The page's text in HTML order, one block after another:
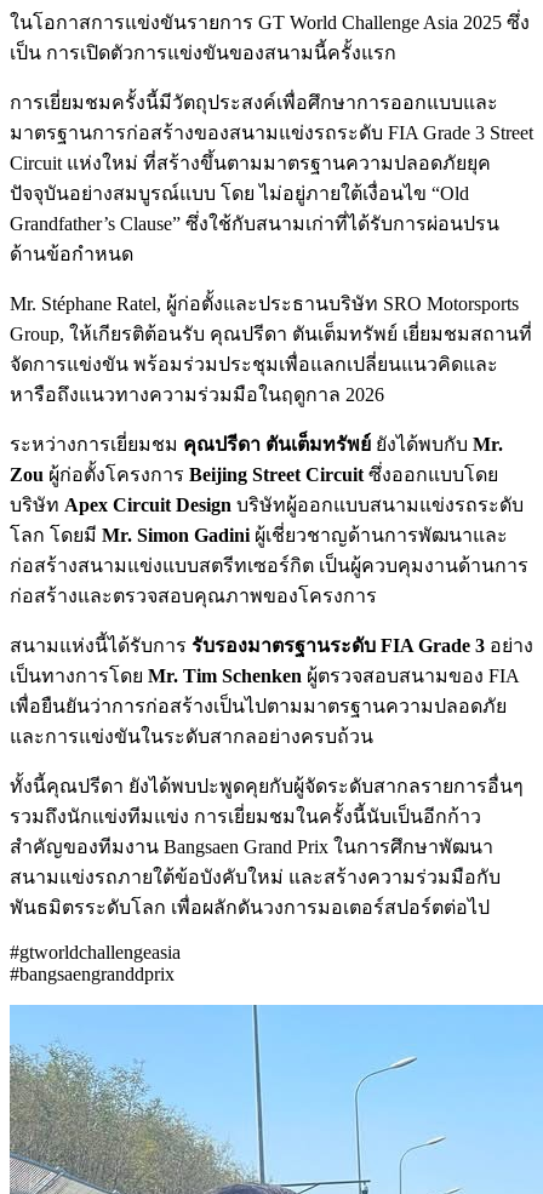
ในโอกาสการแข่งขันรายการ GT World Challenge Asia 2025 ซึ่ง
เป็น การเปิดตัวการแข่งขันของสนามนี้ครั้งแรก
การเยี่ยมชมครั้งนี้มีวัตถุประสงค์เพื่อศึกษาการออกแบบและ
มาตรฐานการก่อสร้างของสนามแข่งรถระดับ FIA Grade 3 Street
Circuit แห่งใหม่ ที่สร้างขึ้นตามมาตรฐานความปลอดภัยยุค
ปัจจุบันอย่างสมบูรณ์แบบ โดย ไม่อยู่ภายใต้เงื่อนไข “Old
Grandfather’s Clause” ซึ่งใช้กับสนามเก่าที่ได้รับการผ่อนปรน
ด้านข้อกำหนด
Mr. Stéphane Ratel, ผู้ก่อตั้งและประธานบริษัท SRO Motorsports
Group, ให้เกียรติต้อนรับ คุณปรีดา ตันเต็มทรัพย์ เยี่ยมชมสถานที่
จัดการแข่งขัน พร้อมร่วมประชุมเพื่อแลกเปลี่ยนแนวคิดและ
หารือถึงแนวทางความร่วมมือในฤดูกาล 2026
ระหว่างการเยี่ยมชม คุณปรีดา ตันเต็มทรัพย์ ยังได้พบกับ Mr.
Zou ผู้ก่อตั้งโครงการ Beijing Street Circuit ซึ่งออกแบบโดย
บริษัท Apex Circuit Design บริษัทผู้ออกแบบสนามแข่งรถระดับ
โลก โดยมี Mr. Simon Gadini ผู้เชี่ยวชาญด้านการพัฒนาและ
ก่อสร้างสนามแข่งแบบสตรีทเซอร์กิต เป็นผู้ควบคุมงานด้านการ
ก่อสร้างและตรวจสอบคุณภาพของโครงการ
สนามแห่งนี้ได้รับการ รับรองมาตรฐานระดับ FIA Grade 3 อย่าง
เป็นทางการโดย Mr. Tim Schenken ผู้ตรวจสอบสนามของ FIA
เพื่อยืนยันว่าการก่อสร้างเป็นไปตามมาตรฐานความปลอดภัย
และการแข่งขันในระดับสากลอย่างครบถ้วน
ทั้งนี้คุณปรีดา ยังได้พบปะพูดคุยกับผู้จัดระดับสากลรายการอื่นๆ
รวมถึงนักแข่งทีมแข่ง การเยี่ยมชมในครั้งนี้นับเป็นอีกก้าว
สำคัญของทีมงาน Bangsaen Grand Prix ในการศึกษาพัฒนา
สนามแข่งรถภายใต้ข้อบังคับใหม่ และสร้างความร่วมมือกับ
พันธมิตรระดับโลก เพื่อผลักดันวงการมอเตอร์สปอร์ตต่อไป
#gtworldchallengeasia
#bangsaengranddprix